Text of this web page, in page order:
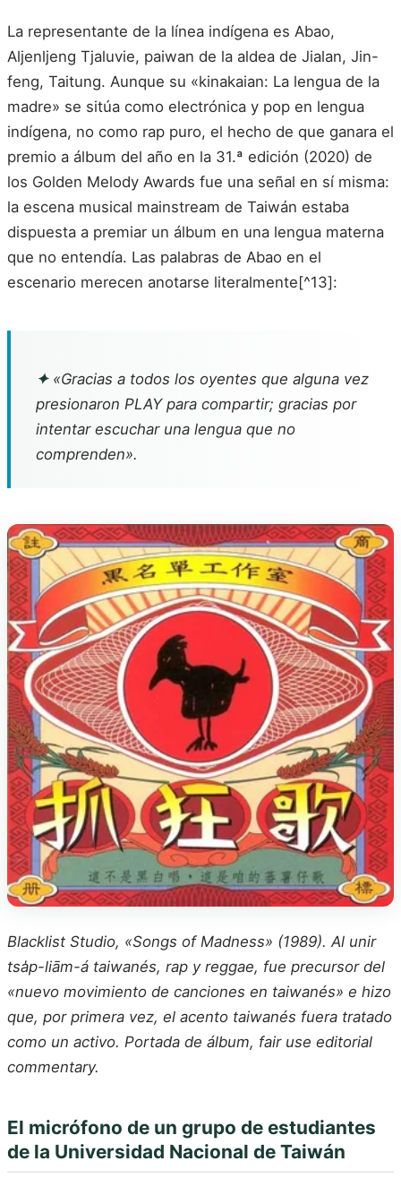
La representante de la línea indígena es Abao,
Aljenljeng Tjaluvie, paiwan de la aldea de Jialan, Jin-
feng, Taitung. Aunque su «kinakaian: La lengua de la
madre» se sitúa como electrónica y pop en lengua
indígena, no como rap puro, el hecho de que ganara el
premio a álbum del año en la 31.ª edición (2020) de
los Golden Melody Awards fue una señal en sí misma:
la escena musical mainstream de Taiwán estaba
dispuesta a premiar un álbum en una lengua materna
que no entendía. Las palabras de Abao en el
escenario merecen anotarse literalmente[^13]:
✦«Gracias a todos los oyentes que alguna vez
presionaron PLAY para compartir; gracias por
intentar escuchar una lengua que no
comprenden».
Blacklist Studio, «Songs of Madness» (1989). Al unir
tsa̍p-liām-á taiwanés, rap y reggae, fue precursor del
«nuevo movimiento de canciones en taiwanés» e hizo
que, por primera vez, el acento taiwanés fuera tratado
como un activo. Portada de álbum, fair use editorial
commentary.
El micrófono de un grupo de estudiantes
de la Universidad Nacional de Taiwán